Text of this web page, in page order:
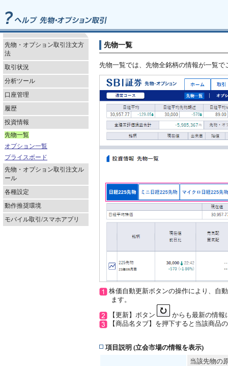
先物・オプション取引注文方
法
取引状況
分析ツール
口座管理
履歴
投資情報
先物一覧
オプション一覧
プライスボード
先物・オプション取引注文ル
ール
各種設定
動作推奨環境
モバイル取引/スマホアプリ
先物一覧
先物一覧では、先物全銘柄の情報が一覧で
株価自動更新ボタンの操作により、自
ます。
【更新】ボタン
からも最新の情報
【商品名タブ】を押下すると当該商品
項目説明 (立会市場の情報を表示)
当該先物の